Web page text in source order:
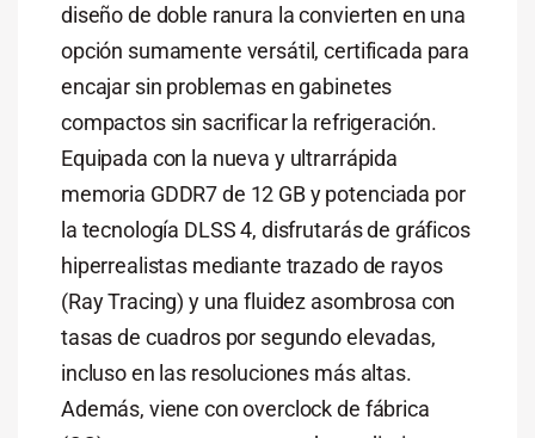
diseño de doble ranura la convierten en una
opción sumamente versátil, certificada para
encajar sin problemas en gabinetes
compactos sin sacrificar la refrigeración.
Equipada con la nueva y ultrarrápida
memoria GDDR7 de 12 GB y potenciada por
la tecnología DLSS 4, disfrutarás de gráficos
hiperrealistas mediante trazado de rayos
(Ray Tracing) y una fluidez asombrosa con
tasas de cuadros por segundo elevadas,
incluso en las resoluciones más altas.
Además, viene con overclock de fábrica